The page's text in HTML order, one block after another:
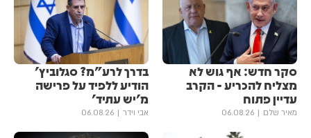
סקר חדש: אף גוש לא
מצליח להכריע - הקרב
עדיין פתוח
מאיר שלם 06.08.26
בדרך לרע"מ? סגלוביץ'
הודיע ללפיד על פרישה
מ'יש עתיד'
אבי וידר 06.08.26